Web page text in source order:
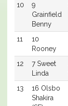
10
9
Grainfield
Benny
11
10
Rooney
12
7 Sweet
Linda
13
16 Olsbo
Shakira